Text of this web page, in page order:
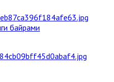
байрами